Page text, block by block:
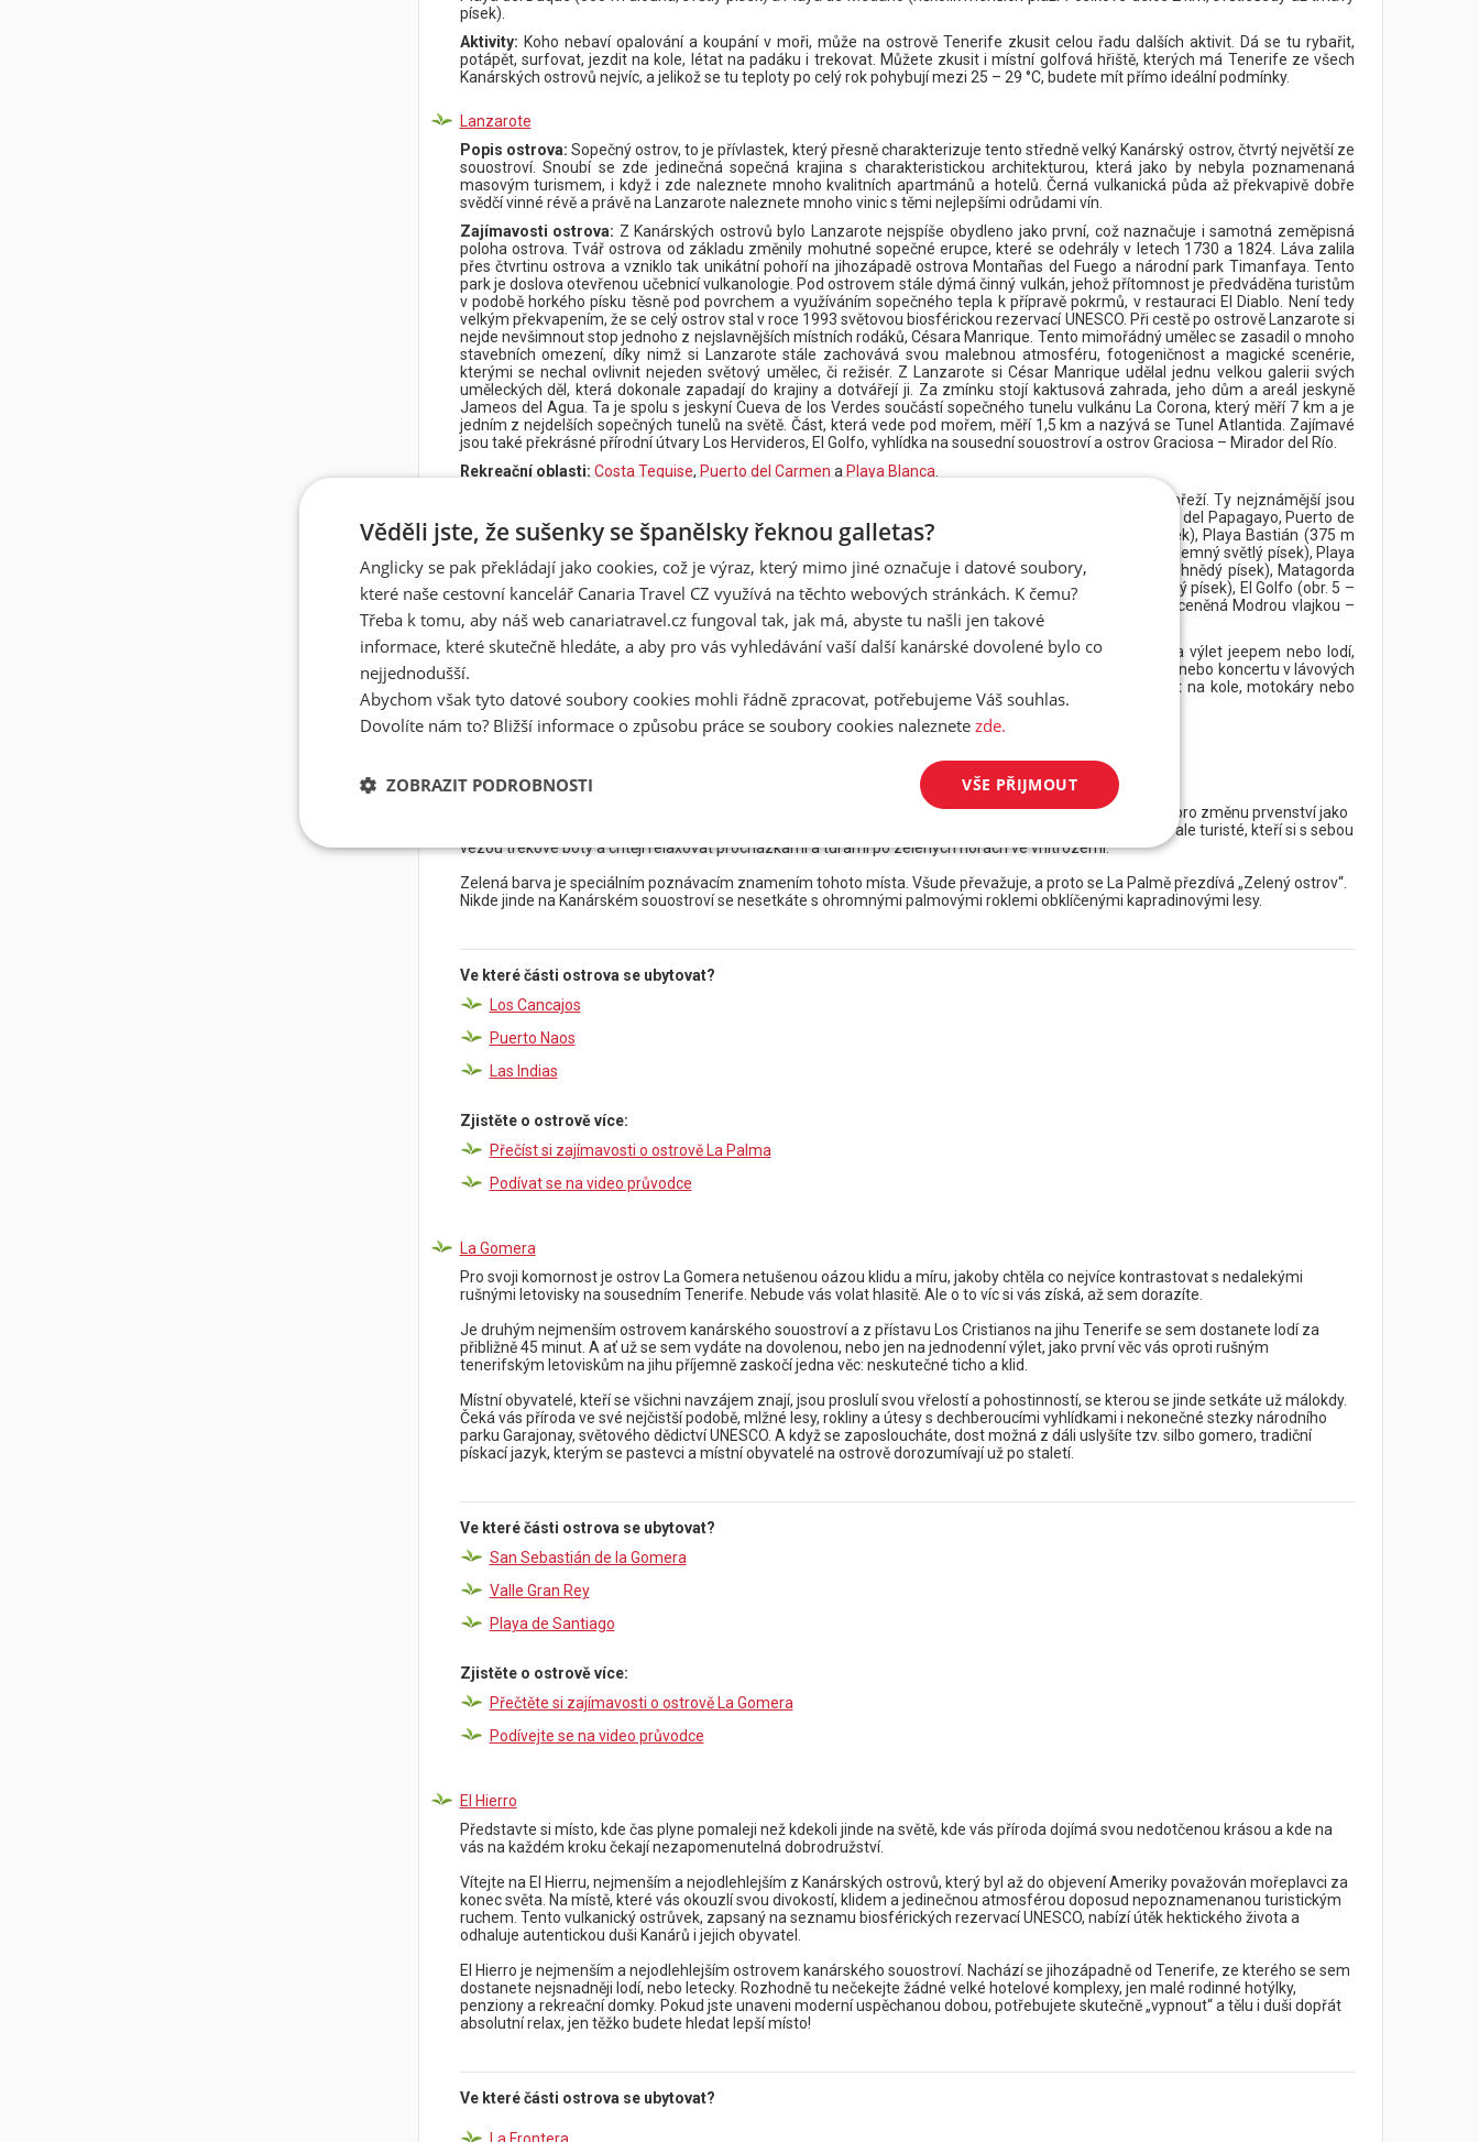
písek).
Aktivity: Koho nebaví opalování a koupání v moři, může na ostrově Tenerife zkusit celou řadu dalších aktivit. Dá se tu rybařit,
potápět, surfovat, jezdit na kole, létat na padáku i trekovat. Můžete zkusit i místní golfová hřiště, kterých má Tenerife ze všech
Kanárských ostrovů nejvíc, a jelikož se tu teploty po celý rok pohybují mezi 25 – 29 °C, budete mít přímo ideální podmínky.
Lanzarote
Popis ostrova: Sopečný ostrov, to je přívlastek, který přesně charakterizuje tento středně velký Kanárský ostrov, čtvrtý největší ze
souostroví. Snoubí se zde jedinečná sopečná krajina s charakteristickou architekturou, která jako by nebyla poznamenaná
masovým turismem, i když i zde naleznete mnoho kvalitních apartmánů a hotelů. Černá vulkanická půda až překvapivě dobře
svědčí vinné révě a právě na Lanzarote naleznete mnoho vinic s těmi nejlepšími odrůdami vín.
Zajímavosti ostrova: Z Kanárských ostrovů bylo Lanzarote nejspíše obydleno jako první, což naznačuje i samotná zeměpisná
poloha ostrova. Tvář ostrova od základu změnily mohutné sopečné erupce, které se odehrály v letech 1730 a 1824. Láva zalila
přes čtvrtinu ostrova a vzniklo tak unikátní pohoří na jihozápadě ostrova Montañas del Fuego a národní park Timanfaya. Tento
park je doslova otevřenou učebnicí vulkanologie. Pod ostrovem stále dýmá činný vulkán, jehož přítomnost je předváděna turistům
v podobě horkého písku těsně pod povrchem a využíváním sopečného tepla k přípravě pokrmů, v restauraci El Diablo. Není tedy
velkým překvapením, že se celý ostrov stal v roce 1993 světovou biosférickou rezervací UNESCO. Při cestě po ostrově Lanzarote si
nejde nevšimnout stop jednoho z nejslavnějších místních rodáků, Césara Manrique. Tento mimořádný umělec se zasadil o mnoho
stavebních omezení, díky nimž si Lanzarote stále zachovává svou malebnou atmosféru, fotogeničnost a magické scenérie,
kterými se nechal ovlivnit nejeden světový umělec, či režisér. Z Lanzarote si César Manrique udělal jednu velkou galerii svých
uměleckých děl, která dokonale zapadají do krajiny a dotvářejí ji. Za zmínku stojí kaktusová zahrada, jeho dům a areál jeskyně
Jameos del Agua. Ta je spolu s jeskyní Cueva de los Verdes součástí sopečného tunelu vulkánu La Corona, který měří 7 km a je
jedním z nejdelších sopečných tunelů na světě. Část, která vede pod mořem, měří 1,5 km a nazývá se Tunel Atlantida. Zajímavé
jsou také překrásné přírodní útvary Los Hervideros, El Golfo, vyhlídka na sousední souostroví a ostrov Graciosa – Mirador del Río.
Rekreační oblasti: Costa Teguise, Puerto del Carmen a Playa Blanca.
Na ostrově je celkem 87 pláží, které zabírají 26,5 km písečného povrchu z celkem 269 km pobřeží. Ty nejznámější jsou
Playa Papagayo (seskupení 5 pláží v samostatných zátokách – Playa de Mujeres, Playa del Pozo, Playa del Papagayo, Puerto de
Muelas a La Juradita, se světlým pískem), Playa Las Cucharas (640 m dlouhá, jemný světle hnědý písek), Playa Bastián (375 m
dlouhá, černý písek), Playa Famara (6 000 m, jemný světle hnědý písek), Playa del Risco (845 m dlouhá, jemný světlý písek), Playa
Honda (2 000 m dlouhá, světle hnědý středně hrubý písek), Los Pocillos (1 230 m dlouhá, jemný světle hnědý písek), Matagorda
(850 m, jemný světle hnědý písek), Playa Blanca (100 m, světle hnědý písek), Playa Dorada (300 m, světlý písek), El Golfo (obr. 5 –
300 m dlouhá, písek černý středně hrubý), Playa Grande (1 190 m dlouhá, jemný světle hnědý písek, oceněná Modrou vlajkou –
ocenění Evropské unie).
Aktivity:Co na Lanzarote dělat, až Vás přestane ohromovat sopečný ráz ostrova? Můžete vyrazit na výlet jeepem nebo lodí,
vydat se do jednoho z tematických parků nebo do zoo. Milovníci umění jistě také ocení návštěvu výstavy nebo koncertu v lávových
jeskyních. Jistě si na své přijdou i sportovní rybáři, surfaři a potápěči, můžete vyrazit na trekking, výlet na kole, motokáry nebo
dobrodružnou výpravu pod mořskou hladinu výletní ponorkou.
La Palma
La Palma leží na severozápadě celého souostroví a je největší z malých Kanárských ostrovů. Ostrov drží pro změnu prvenství jako
místo s nejstrmějším terénem na světě. La Palmu tak logicky nevyhledávají milovníci odpočinku na pláži, ale turisté, kteří si s sebou
vezou trekové boty a chtějí relaxovat procházkami a túrami po zelených horách ve vnitrozemí.
Zelená barva je speciálním poznávacím znamením tohoto místa. Všude převažuje, a proto se La Palmě přezdívá „Zelený ostrov“.
Nikde jinde na Kanárském souostroví se nesetkáte s ohromnými palmovými roklemi obklíčenými kapradinovými lesy.
Ve které části ostrova se ubytovat?
Los Cancajos
Puerto Naos
Las Indias
Zjistěte o ostrově více:
Přečíst si zajímavosti o ostrově La Palma
Podívat se na video průvodce
La Gomera
Pro svoji komornost je ostrov La Gomera netušenou oázou klidu a míru, jakoby chtěla co nejvíce kontrastovat s nedalekými
rušnými letovisky na sousedním Tenerife. Nebude vás volat hlasitě. Ale o to víc si vás získá, až sem dorazíte.
Je druhým nejmenším ostrovem kanárského souostroví a z přístavu Los Cristianos na jihu Tenerife se sem dostanete lodí za
přibližně 45 minut. A ať už se sem vydáte na dovolenou, nebo jen na jednodenní výlet, jako první věc vás oproti rušným
tenerifským letoviskům na jihu příjemně zaskočí jedna věc: neskutečné ticho a klid.
Místní obyvatelé, kteří se všichni navzájem znají, jsou proslulí svou vřelostí a pohostinností, se kterou se jinde setkáte už málokdy.
Čeká vás příroda ve své nejčistší podobě, mlžné lesy, rokliny a útesy s dechberoucími vyhlídkami i nekonečné stezky národního
parku Garajonay, světového dědictví UNESCO. A když se zaposloucháte, dost možná z dáli uslyšíte tzv. silbo gomero, tradiční
pískací jazyk, kterým se pastevci a místní obyvatelé na ostrově dorozumívají už po staletí.
Ve které části ostrova se ubytovat?
San Sebastián de la Gomera
Valle Gran Rey
Playa de Santiago
Zjistěte o ostrově více:
Přečtěte si zajímavosti o ostrově La Gomera
Podívejte se na video průvodce
El Hierro
Představte si místo, kde čas plyne pomaleji než kdekoli jinde na světě, kde vás příroda dojímá svou nedotčenou krásou a kde na
vás na každém kroku čekají nezapomenutelná dobrodružství.
Vítejte na El Hierru, nejmenším a nejodlehlejším z Kanárských ostrovů, který byl až do objevení Ameriky považován mořeplavci za
konec světa. Na místě, které vás okouzlí svou divokostí, klidem a jedinečnou atmosférou doposud nepoznamenanou turistickým
ruchem. Tento vulkanický ostrůvek, zapsaný na seznamu biosférických rezervací UNESCO, nabízí útěk hektického života a
odhaluje autentickou duši Kanárů i jejich obyvatel.
El Hierro je nejmenším a nejodlehlejším ostrovem kanárského souostroví. Nachází se jihozápadně od Tenerife, ze kterého se sem
dostanete nejsnadněji lodí, nebo letecky. Rozhodně tu nečekejte žádné velké hotelové komplexy, jen malé rodinné hotýlky,
penziony a rekreační domky. Pokud jste unaveni moderní uspěchanou dobou, potřebujete skutečně „vypnout“ a tělu i duši dopřát
absolutní relax, jen těžko budete hledat lepší místo!
Ve které části ostrova se ubytovat?
Věděli jste, že sušenky se španělsky řeknou galletas?
Anglicky se pak překládají jako cookies, což je výraz, který mimo jiné označuje i datové soubory,
které naše cestovní kancelář Canaria Travel CZ využívá na těchto webových stránkách. K čemu?
Třeba k tomu, aby náš web canariatravel.cz fungoval tak, jak má, abyste tu našli jen takové
informace, které skutečně hledáte, a aby pro vás vyhledávání vaší další kanárské dovolené bylo co
nejjednodušší.
Abychom však tyto datové soubory cookies mohli řádně zpracovat, potřebujeme Váš souhlas.
Dovolíte nám to? Bližší informace o způsobu práce se soubory cookies naleznete zde.
VŠE PŘIJMOUT
ZOBRAZIT PODROBNOSTI